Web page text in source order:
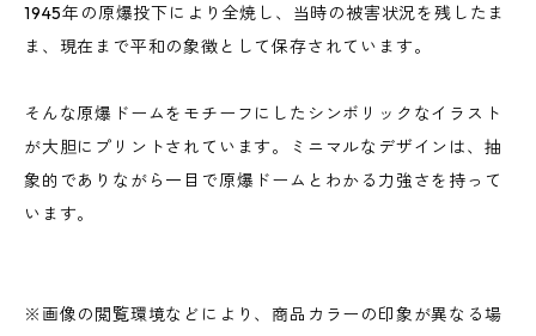
1945年の原爆投下により全焼し、当時の被害状況を残したま
ま、現在まで平和の象徴として保存されています。
そんな原爆ドームをモチーフにしたシンボリックなイラスト
が大胆にプリントされています。ミニマルなデザインは、抽
象的でありながら一目で原爆ドームとわかる力強さを持って
います。
※画像の閲覧環境などにより、商品カラーの印象が異なる場